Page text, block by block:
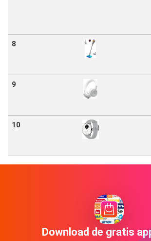
8
9
10
Download de gratis